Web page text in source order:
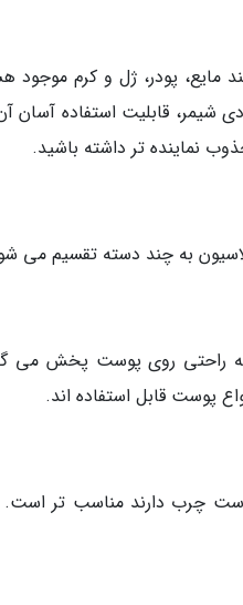
مایع، پودر، ژل و کرم موجود
قابلیت استفاده آسان
نماینده تر داشته باشید.
به چند دسته تقسیم می
راحتی روی پوست پخش می
پوست قابل استفاده اند.
چرب دارند مناسب تر